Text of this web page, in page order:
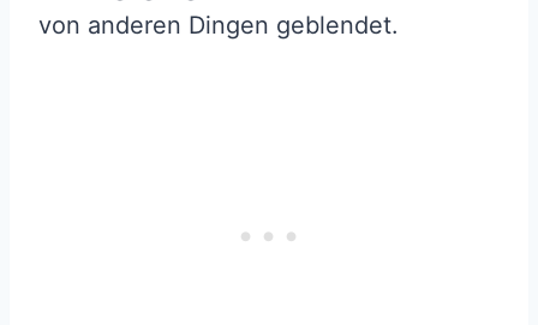
von anderen Dingen geblendet.